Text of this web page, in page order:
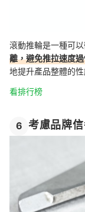
滾動推輪是一種可
離，避免推拉速度
地提升產品整體的性
看排行榜
6 考慮品牌